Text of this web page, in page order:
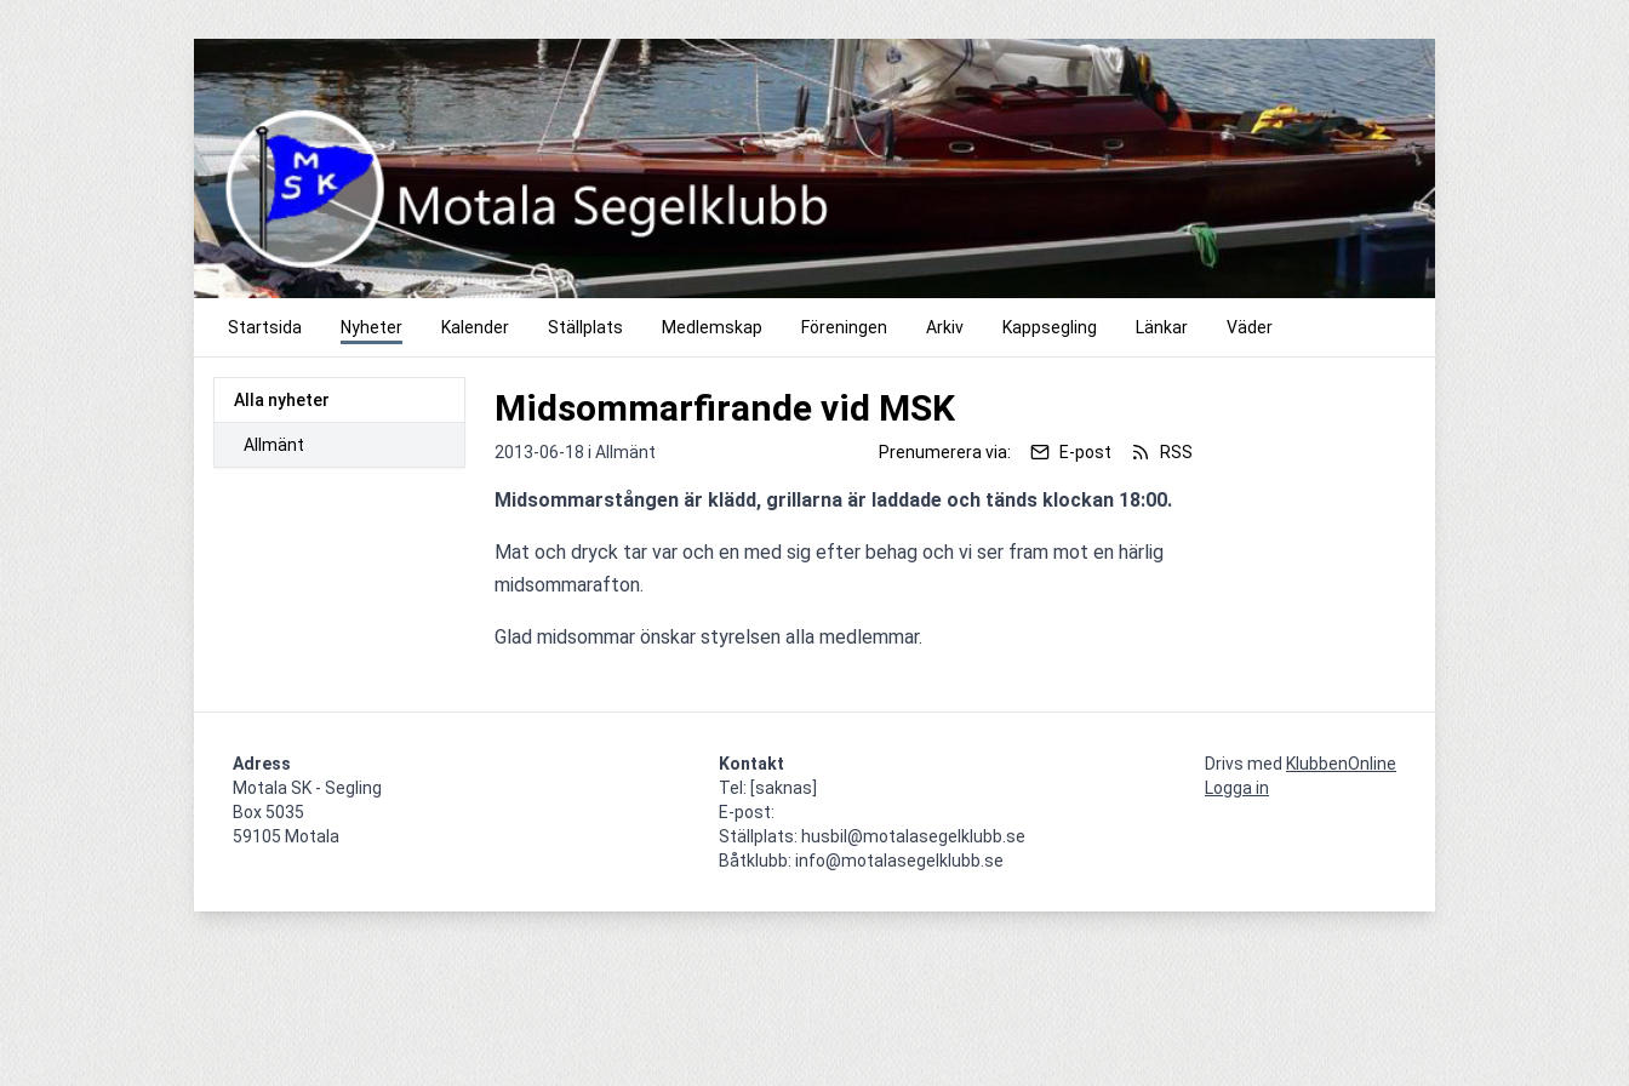
Startsida Nyheter Kalender Ställplats Medlemskap Föreningen Arkiv Kappsegling Länkar Väder
Alla nyheter
Allmänt
Midsommarfirande vid MSK
2013-06-18 i Allmänt Prenumerera via: E-post RSS
Midsommarstången är klädd, grillarna är laddade och tänds klockan 18:00.
Mat och dryck tar var och en med sig efter behag och vi ser fram mot en härlig
midsommarafton.
Glad midsommar önskar styrelsen alla medlemmar.
Adress
Motala SK - Segling
Box 5035
59105 Motala
Kontakt
Tel: [saknas]
E-post:
Ställplats: husbil@motalasegelklubb.se
Båtklubb: info@motalasegelklubb.se
Drivs med KlubbenOnline
Logga in